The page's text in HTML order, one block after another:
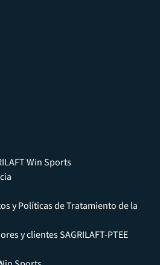
Win Sports
y Políticas de Tratamiento de la
y clientes SAGRILAFT-PTEE